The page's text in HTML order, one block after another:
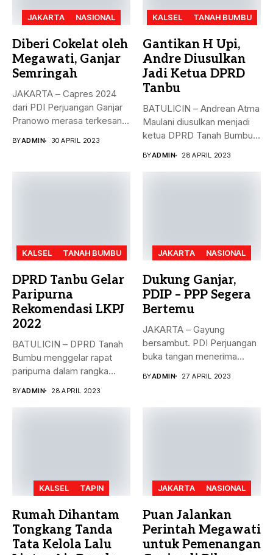
JAKARTA NASIONAL
Diberi Cokelat oleh
Megawati, Ganjar
Semringah
JAKARTA – Capres 2024
dari PDI Perjuangan Ganjar
Pranowo merasa terkesan
BYADMIN 30 APRIL 2023
KALSEL TANAH BUMBU
Gantikan H Upi,
Andre Diusulkan
Jadi Ketua DPRD
Tanbu
BATULICIN – Andrean Atma
Maulani diusulkan menjadi
ketua DPRD Tanah Bumbu,
BYADMIN 28 APRIL 2023
KALSEL TANAH BUMBU
DPRD Tanbu Gelar
Paripurna
Rekomendasi LKPJ
2022
BATULICIN – DPRD Tanah
Bumbu menggelar rapat
paripurna dalam rangka
BYADMIN 28 APRIL 2023
JAKARTA NASIONAL
Dukung Ganjar,
PDIP – PPP Segera
Bertemu
JAKARTA – Gayung
bersambut. PDI Perjuangan
buka tangan menerima
BYADMIN 27 APRIL 2023
KALSEL TAPIN
Rumah Dihantam
Tongkang Tanda
Tata Kelola Lalu
JAKARTA NASIONAL
Puan Jalankan
Perintah Megawati
untuk Pemenangan